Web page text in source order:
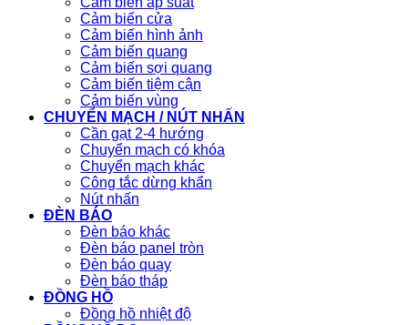
Cảm biến cửa
Cảm biến hình ảnh
Cảm biến quang
Cảm biến sợi quang
Cảm biến tiệm cận
Cảm biến vùng
CHUYỂN MẠCH / NÚT NHẤN
Cần gạt 2-4 hướng
Chuyển mạch có khóa
Chuyển mạch khác
Công tắc dừng khẩn
Nút nhấn
ĐÈN BÁO
Đèn báo khác
Đèn báo panel tròn
Đèn báo quay
Đèn báo tháp
ĐỒNG HỒ
Đồng hồ nhiệt độ